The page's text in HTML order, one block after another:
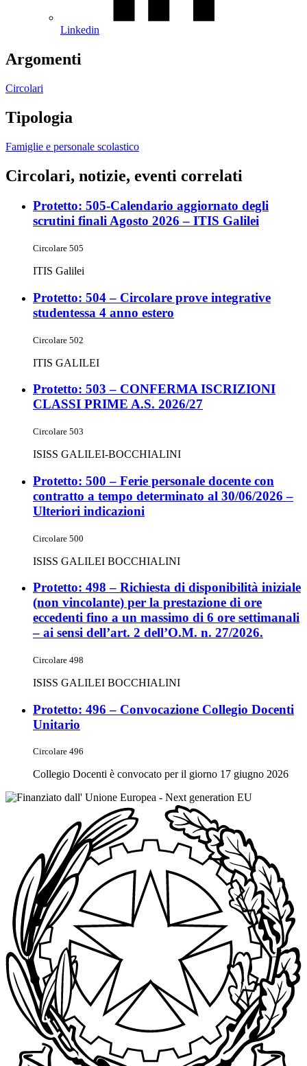
Linkedin
Argomenti
Circolari
Tipologia
Famiglie e personale scolastico
Circolari, notizie, eventi correlati
Protetto: 505-Calendario aggiornato degli
scrutini finali Agosto 2026 – ITIS Galilei
Circolare 505
ITIS Galilei
Protetto: 504 – Circolare prove integrative
studentessa 4 anno estero
Circolare 502
ITIS GALILEI
Protetto: 503 – CONFERMA ISCRIZIONI
CLASSI PRIME A.S. 2026/27
Circolare 503
ISISS GALILEI-BOCCHIALINI
Protetto: 500 – Ferie personale docente con
contratto a tempo determinato al 30/06/2026 –
Ulteriori indicazioni
Circolare 500
ISISS GALILEI BOCCHIALINI
Protetto: 498 – Richiesta di disponibilità iniziale
(non vincolante) per la prestazione di ore
eccedenti fino a un massimo di 6 ore settimanali
– ai sensi dell’art. 2 dell’O.M. n. 27/2026.
Circolare 498
ISISS GALILEI BOCCHIALINI
Protetto: 496 – Convocazione Collegio Docenti
Unitario
Circolare 496
Collegio Docenti è convocato per il giorno 17 giugno 2026